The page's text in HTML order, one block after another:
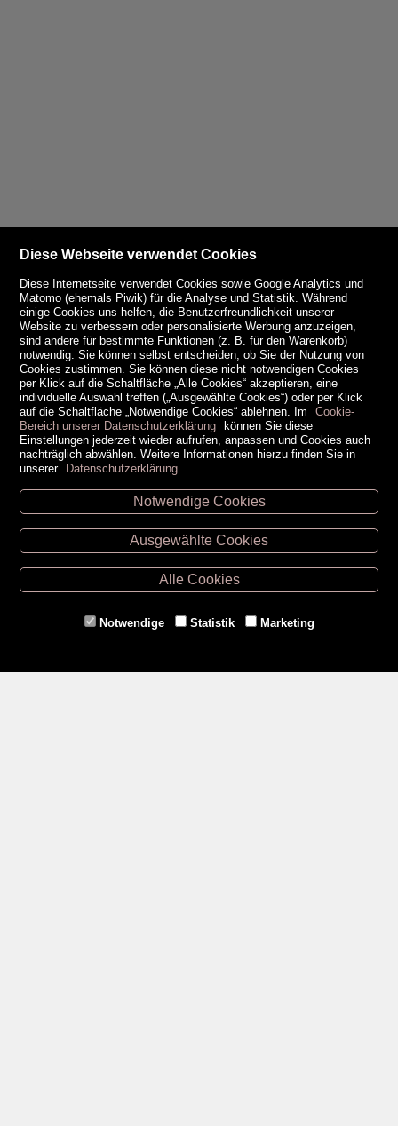
Unsere Öffnungszeiten
Retz -02942/20433
Hollabrunn -02952/30057
Eggenburg -02984/3836
Gmünd -
Diese Webseite verwendet Cookies
Diese Internetseite verwendet Cookies sowie Google Analytics und
Matomo (ehemals Piwik) für die Analyse und Statistik. Während
einige Cookies uns helfen, die Benutzerfreundlichkeit unserer
Website zu verbessern oder personalisierte Werbung anzuzeigen,
sind andere für bestimmte Funktionen (z. B. für den Warenkorb)
notwendig. Sie können selbst entscheiden, ob Sie der Nutzung von
Cookies zustimmen. Sie können diese nicht notwendigen Cookies
per Klick auf die Schaltfläche „Alle Cookies“ akzeptieren, eine
individuelle Auswahl treffen („Ausgewählte Cookies“) oder per Klick
auf die Schaltfläche „Notwendige Cookies“ ablehnen. Im
Cookie-
Bereich unserer Datenschutzerklärung können Sie diese
Einstellungen jederzeit wieder aufrufen, anpassen und Cookies auch
nachträglich abwählen. Weitere Informationen hierzu finden Sie in
unserer Datenschutzerklärung
Notwendige Cookies
Ausgewählte Cookies
Alle Cookies
Notwendige Statistik Marketing